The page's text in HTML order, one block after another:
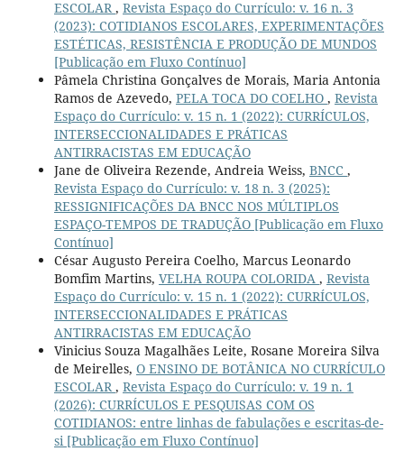
ESCOLAR, Revista Espaço do Currículo: v. 16 n. 3
(2023): COTIDIANOS ESCOLARES, EXPERIMENTAÇÕES
ESTÉTICAS, RESISTÊNCIA E PRODUÇÃO DE MUNDOS
[Publicação em Fluxo Contínuo]
Pâmela Christina Gonçalves de Morais, Maria Antonia
Ramos de Azevedo, PELA TOCA DO COELHO , Revista
Espaço do Currículo: v. 15 n. 1 (2022): CURRÍCULOS,
INTERSECCIONALIDADES E PRÁTICAS
ANTIRRACISTAS EM EDUCAÇÃO
Jane de Oliveira Rezende, Andreia Weiss, BNCC ,
Revista Espaço do Currículo: v. 18 n. 3 (2025):
RESSIGNIFICAÇÕES DA BNCC NOS MÚLTIPLOS
ESPAÇO-TEMPOS DE TRADUÇÃO [Publicação em Fluxo
Contínuo]
César Augusto Pereira Coelho, Marcus Leonardo
Bomfim Martins, VELHA ROUPA COLORIDA , Revista
Espaço do Currículo: v. 15 n. 1 (2022): CURRÍCULOS,
INTERSECCIONALIDADES E PRÁTICAS
ANTIRRACISTAS EM EDUCAÇÃO
Vinicius Souza Magalhães Leite, Rosane Moreira Silva
de Meirelles, O ENSINO DE BOTÂNICA NO CURRÍCULO
ESCOLAR, Revista Espaço do Currículo: v. 19 n. 1
(2026): CURRÍCULOS E PESQUISAS COM OS
COTIDIANOS: entre linhas de fabulações e escritas-de-
si [Publicação em Fluxo Contínuo]